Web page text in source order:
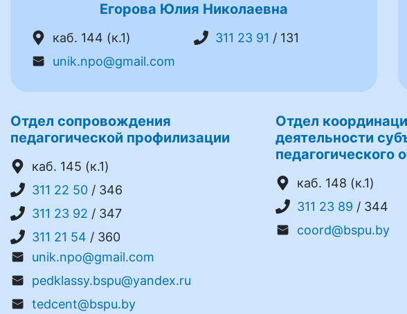
Егорова Юлия Николаевна
каб. 144 (к.1) 311 23 91 / 131
unik.npo@gmail.com
Отдел сопровождения
педагогической профилизации
каб. 145 (к.1)
311 22 50 / 346
311 23 92 / 347
311 21 54 / 360
unik.npo@gmail.com
pedklassy.bspu@yandex.ru
tedcent@bspu.by
Отдел
деятельности
педагогического
каб. 148 (к.1)
311 23 89 / 344
coord@bspu.by